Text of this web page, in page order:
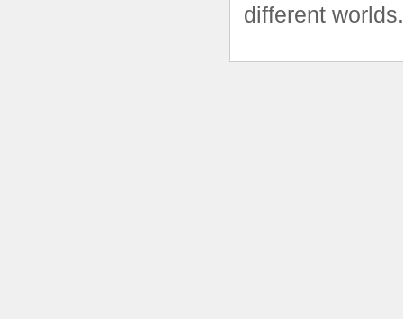
different